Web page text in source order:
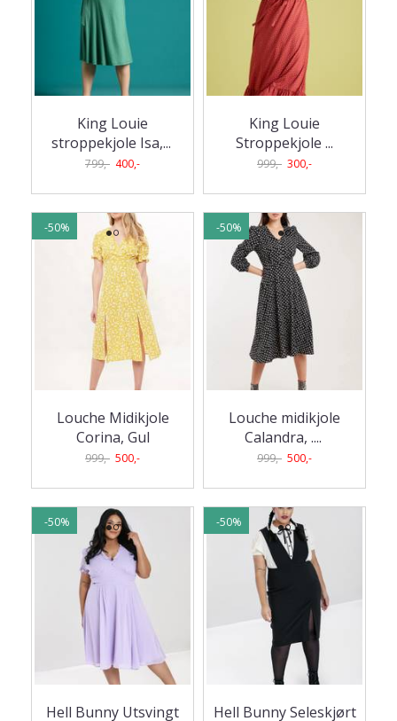
King Louie
stroppekjole Isa,...
799,- 400,-
King Louie
Stroppekjole ...
999,- 300,-
-50%
Louche Midikjole
Corina, Gul
999,- 500,-
-50%
Louche midikjole
Calandra, ....
999,- 500,-
-50%
Hell Bunny Utsvingt
-50%
Hell Bunny Seleskjørt